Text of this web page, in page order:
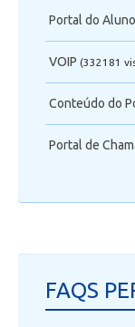
Intercâmbio
Fluig
Portal do
VOIP (332181
Conteúdo do
Portal de
FAQS